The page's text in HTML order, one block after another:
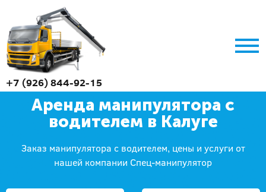
+7 (926) 844-92-15
Аренда манипулятора с
водителем в Калуге
Заказ манипулятора с водителем, цены и услуги от
нашей компании Спец-манипулятор